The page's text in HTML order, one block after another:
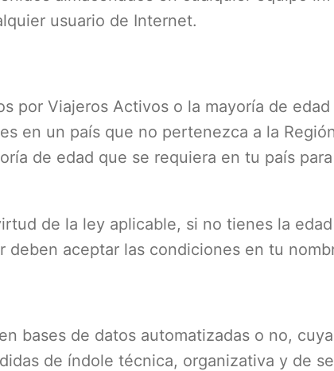
usuario de Internet.
por Viajeros Activos o la mayoría de
en un país que no pertenezca a la
de edad que se requiera en tu país para
de la ley aplicable, si no tienes la
aceptar las condiciones en tu
bases de datos automatizadas o no,
de índole técnica, organizativa y de